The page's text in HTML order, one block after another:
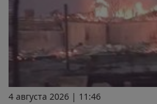
4 августа 2026 | 11:46